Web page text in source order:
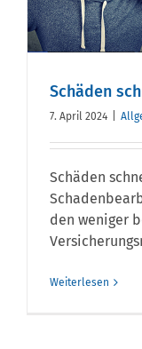
Schäden
7. April 2024
Schäden
den weniger
Weiterlesen